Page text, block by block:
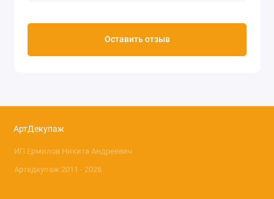
Оставить отзыв
АртДекупаж
ИП Ермилов Никита Андреевич
Артедкупаж 2011 - 2026